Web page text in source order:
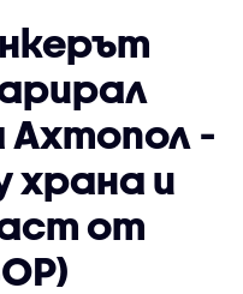
Ахтопол -
храна и
от